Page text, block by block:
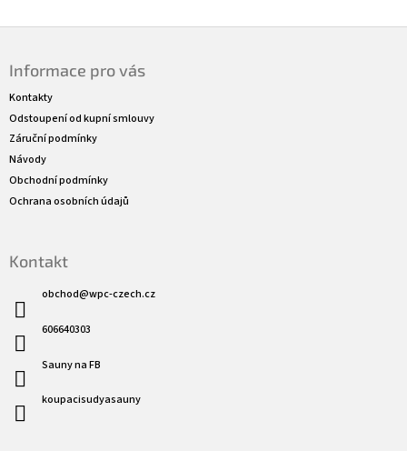
Informace pro vás
Kontakty
Odstoupení od kupní smlouvy
Záruční podmínky
Návody
Obchodní podmínky
Ochrana osobních údajů
Kontakt
obchod@wpc-czech.cz
606640303
Sauny na FB
koupacisudyasauny